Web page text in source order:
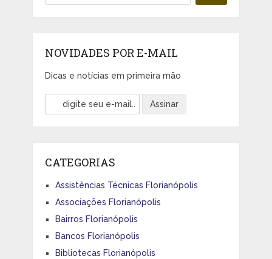
NOVIDADES POR E-MAIL
Dicas e notícias em primeira mão
CATEGORIAS
Assistências Técnicas Florianópolis
Associações Florianópolis
Bairros Florianópolis
Bancos Florianópolis
Bibliotecas Florianópolis